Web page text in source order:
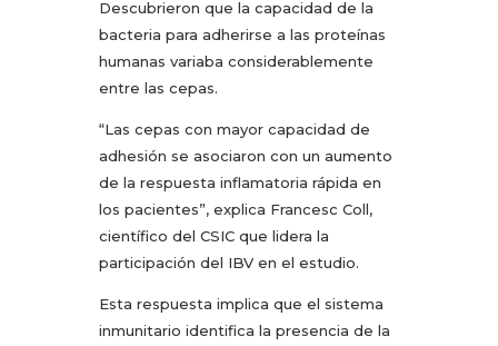
Descubrieron que la capacidad de la
bacteria para adherirse a las proteínas
humanas variaba considerablemente
entre las cepas.
“Las cepas con mayor capacidad de
adhesión se asociaron con un aumento
de la respuesta inflamatoria rápida en
los pacientes”, explica Francesc Coll,
científico del CSIC que lidera la
participación del IBV en el estudio.
Esta respuesta implica que el sistema
inmunitario identifica la presencia de la